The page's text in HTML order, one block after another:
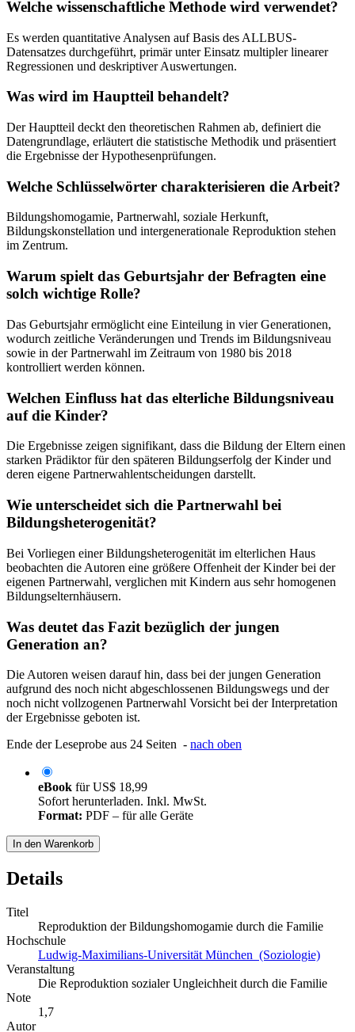
Welche wissenschaftliche Methode wird verwendet?
Es werden quantitative Analysen auf Basis des ALLBUS-
Datensatzes durchgeführt, primär unter Einsatz multipler linearer
Regressionen und deskriptiver Auswertungen.
Was wird im Hauptteil behandelt?
Der Hauptteil deckt den theoretischen Rahmen ab, definiert die
Datengrundlage, erläutert die statistische Methodik und präsentiert
die Ergebnisse der Hypothesenprüfungen.
Welche Schlüsselwörter charakterisieren die Arbeit?
Bildungshomogamie, Partnerwahl, soziale Herkunft,
Bildungskonstellation und intergenerationale Reproduktion stehen
im Zentrum.
Warum spielt das Geburtsjahr der Befragten eine
solch wichtige Rolle?
Das Geburtsjahr ermöglicht eine Einteilung in vier Generationen,
wodurch zeitliche Veränderungen und Trends im Bildungsniveau
sowie in der Partnerwahl im Zeitraum von 1980 bis 2018
kontrolliert werden können.
Welchen Einfluss hat das elterliche Bildungsniveau
auf die Kinder?
Die Ergebnisse zeigen signifikant, dass die Bildung der Eltern einen
starken Prädiktor für den späteren Bildungserfolg der Kinder und
deren eigene Partnerwahlentscheidungen darstellt.
Wie unterscheidet sich die Partnerwahl bei
Bildungsheterogenität?
Bei Vorliegen einer Bildungsheterogenität im elterlichen Haus
beobachten die Autoren eine größere Offenheit der Kinder bei der
eigenen Partnerwahl, verglichen mit Kindern aus sehr homogenen
Bildungselternhäusern.
Was deutet das Fazit bezüglich der jungen
Generation an?
Die Autoren weisen darauf hin, dass bei der jungen Generation
aufgrund des noch nicht abgeschlossenen Bildungswegs und der
noch nicht vollzogenen Partnerwahl Vorsicht bei der Interpretation
der Ergebnisse geboten ist.
Ende der Leseprobe aus 24 Seiten - nach oben
eBook fürUS$ 18,99
Sofort herunterladen. Inkl. MwSt.
Format: PDF – für alle Geräte
In den Warenkorb
Details
Titel
Reproduktion der Bildungshomogamie durch die Familie
Hochschule
Ludwig-Maximilians-Universität München (Soziologie)
Veranstaltung
Die Reproduktion sozialer Ungleichheit durch die Familie
Note
1,7
Autor